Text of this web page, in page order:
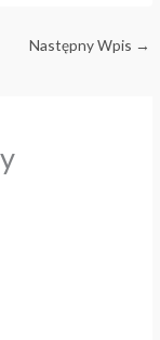
Następny Wpis →